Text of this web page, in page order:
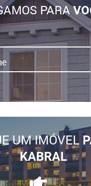
PARA
UM IMÓVEL
KABRAL